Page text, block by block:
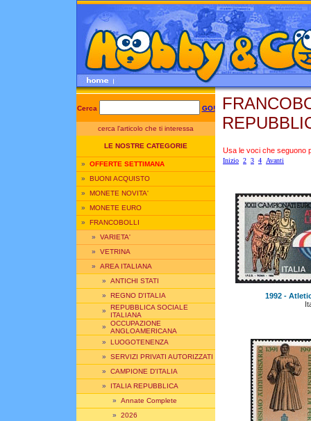
Cerca GO!
cerca l'articolo che ti interessa
LE NOSTRE CATEGORIE
» OFFERTE SETTIMANA
» BUONI ACQUISTO
» MONETE NOVITA'
» MONETE EURO
» FRANCOBOLLI
» VARIETA'
» VETRINA
» AREA ITALIANA
» ANTICHI STATI
» REGNO D'ITALIA
» REPUBBLICA SOCIALE
ITALIANA
» OCCUPAZIONE
ANGLOAMERICANA
» LUOGOTENENZA
» SERVIZI PRIVATI AUTORIZZATI
» CAMPIONE D'ITALIA
» ITALIA REPUBBLICA
» Annate Complete
» 2026
Usa le voci che seguono
Inizio 2 3 4 Avanti
1992 -